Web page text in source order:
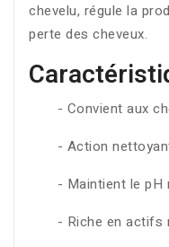
chevelu, régule la
perte des cheveux.
- Convient aux
- Action
- Maintient le pH
- Riche en actifs